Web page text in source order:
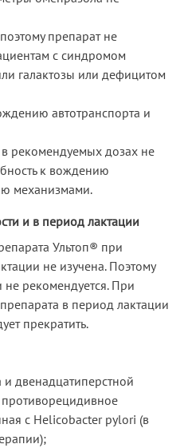
препарат не
с синдромом
галактозы или дефицитом
автотранспорта и
рекомендуемых дозах не
к вождению
механизмами.
и в период лактации
Ультоп® при
не изучена. Поэтому
не рекомендуется. При
в период лактации
прекратить.
двенадцатиперстной
с Helicobacter pylori (в